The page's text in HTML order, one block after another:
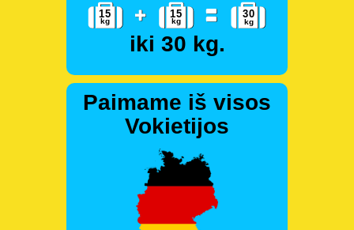
iki 30 kg.
Paimame iš visos
Vokietijos